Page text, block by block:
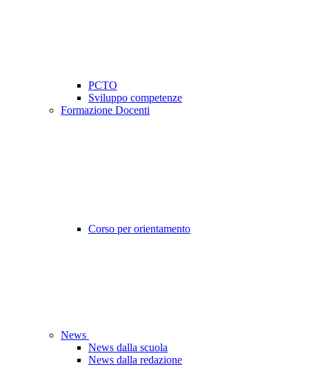
PCTO
Sviluppo competenze
Formazione Docenti
Corso per orientamento
News
News dalla scuola
News dalla redazione